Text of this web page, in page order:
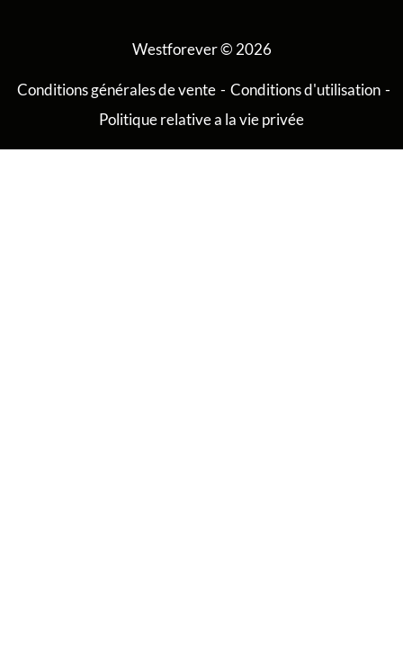
Westforever © 2026
Conditions générales de vente - Conditions d'utilisation -
Politique relative a la vie privée